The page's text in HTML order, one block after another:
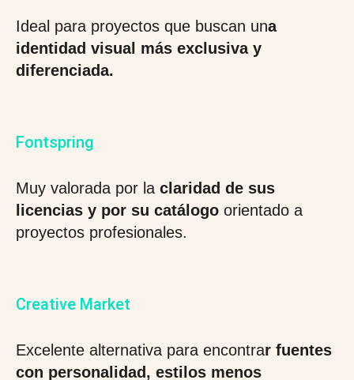
Ideal para proyectos que buscan una
identidad visual más exclusiva y
diferenciada.
Fontspring
Muy valorada por la claridad de sus
licencias y por su catálogo orientado a
proyectos profesionales.
Creative Market
Excelente alternativa para encontrar fuentes
con personalidad, estilos menos